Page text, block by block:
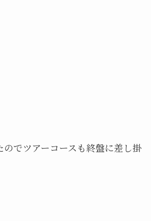
のでツアーコースも終盤に差し掛